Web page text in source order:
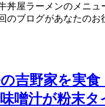
丼屋ラーメンのメニュ
のブログがあなたのお
吉野家を実食
噌汁が粉末タ